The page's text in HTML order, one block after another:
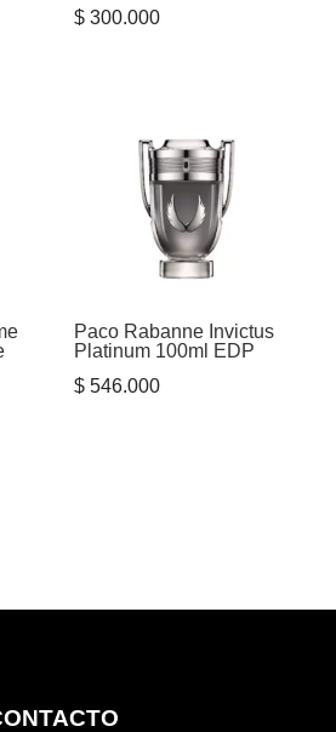
$300.000
Paco Rabanne Invictus
Platinum 100ml EDP
$546.000